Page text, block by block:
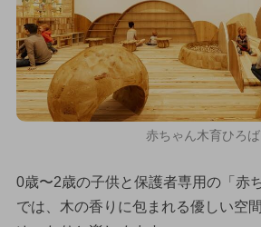
赤ちゃん木育ひろば
0歳〜2歳の子供と保護者専用の「赤
では、木の香りに包まれる優しい空